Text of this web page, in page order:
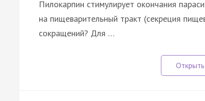
Пилокарпин стимулирует окончания
на пищеварительный тракт (секреция
сокращений? Для …